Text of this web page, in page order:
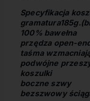
Specyfikacja
100% bawełna
przędza open-
taśma
podwójne
koszulki
boczne szwy
bezszwowy